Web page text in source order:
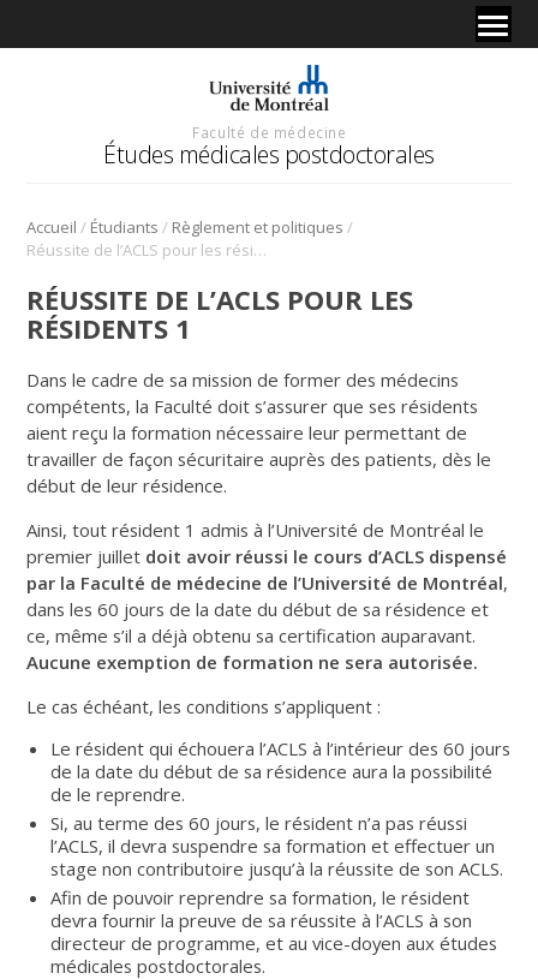
Faculté de médecine
Études médicales postdoctorales
Accueil / Étudiants / Règlement et politiques /
Réussite de l’ACLS pour les résidents 1
RÉUSSITE DE L’ACLS POUR LES
RÉSIDENTS 1
Dans le cadre de sa mission de former des médecins
compétents, la Faculté doit s’assurer que ses résidents
aient reçu la formation nécessaire leur permettant de
travailler de façon sécuritaire auprès des patients, dès le
début de leur résidence.
Ainsi, tout résident 1 admis à l’Université de Montréal le
premier juillet doit avoir réussi le cours d’ACLS dispensé
par la Faculté de médecine de l’Université de Montréal,
dans les 60 jours de la date du début de sa résidence et
ce, même s’il a déjà obtenu sa certification auparavant.
Aucune exemption de formation ne sera autorisée.
Le cas échéant, les conditions s’appliquent :
Le résident qui échouera l’ACLS à l’intérieur des 60 jours
de la date du début de sa résidence aura la possibilité
de le reprendre.
Si, au terme des 60 jours, le résident n’a pas réussi
l’ACLS, il devra suspendre sa formation et effectuer un
stage non contributoire jusqu’à la réussite de son ACLS.
Afin de pouvoir reprendre sa formation, le résident
devra fournir la preuve de sa réussite à l’ACLS à son
directeur de programme, et au vice-doyen aux études
médicales postdoctorales.